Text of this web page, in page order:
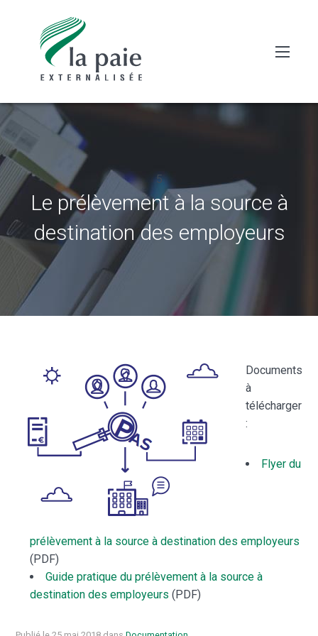
5
Le prélèvement à la source à
destination des employeurs
Documents
à
télécharger
:
Flyer du
prélèvement à la source à destination des employeurs
(PDF)
Guide pratique du prélèvement à la source à
destination des employeurs (PDF)